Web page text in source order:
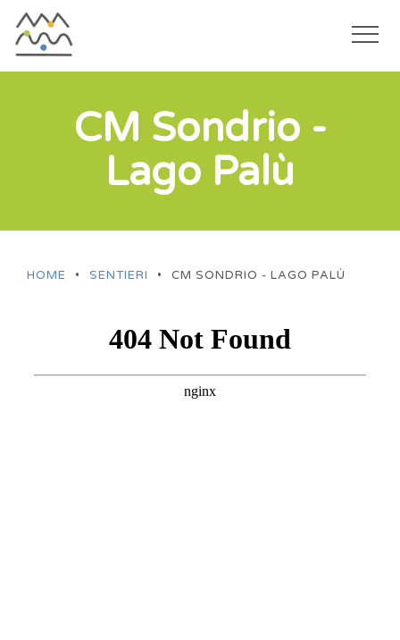
contenutoCM Sondrio -
Lago Palù
HOME • SENTIERI • CM SONDRIO - LAGO PALÙ